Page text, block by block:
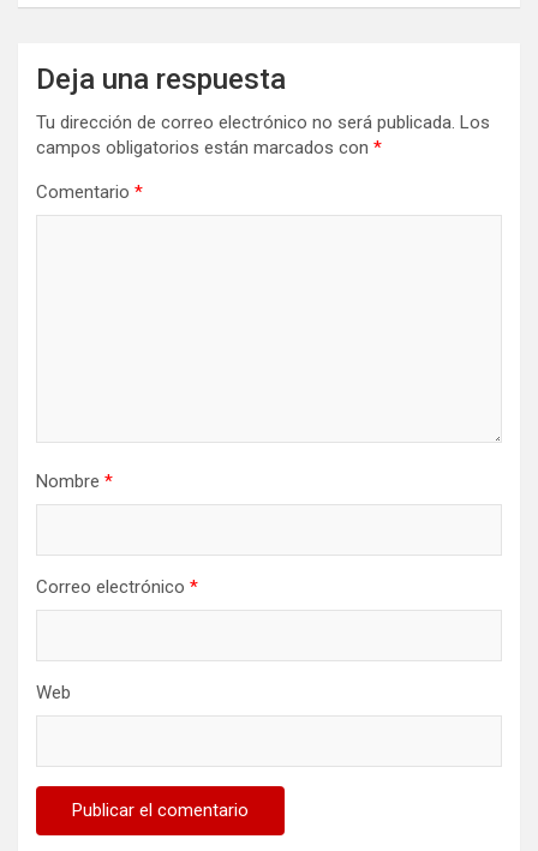
Deja una respuesta
Tu dirección de correo electrónico no será publicada. Los
campos obligatorios están marcados con *
Comentario *
Nombre *
Correo electrónico *
Web